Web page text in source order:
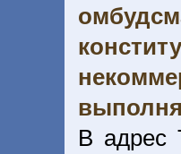
В адрес